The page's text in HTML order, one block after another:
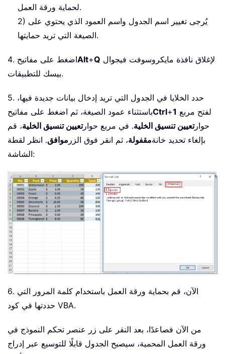
                    AllowSorting
=
    Application
لحماية ورقة العمل.
2) يُرجى تغيير اسم الجدول واسم العمود الذي يحتوي على
الصيغة التي تريد حمايتها.
4. اضغط على مفاتيحAlt+Q
بيسك للتطبيقات.
5. حدد الخلايا في الجدول التي تريد إدخال بيانات جديدة فيها،
باستثناء عمود الصيغة، ثم اضغط على مفاتيحCtrl+1
حوارتعيين تنسيق الخلية. في مربع حوارتعيين تنسيق الخلية، قم
بإلغاء تحديد خانةمقفولة، ثم انقر فوق الزر موافق. انظر لقطة
الشاشة:
6. الآن، قم بحماية ورقة العمل باستخدام كلمة المرور التي
حددتها في كود VBA.
من الآن فصاعدًا، بعد النقر على زر عنصر تحكم النموذج في
ورقة العمل المحمية، سيصبح الجدول قابلًا للتوسيع عبر إدراج